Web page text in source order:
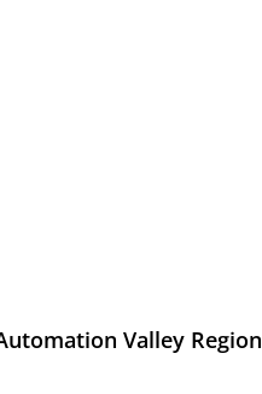
Valley Region